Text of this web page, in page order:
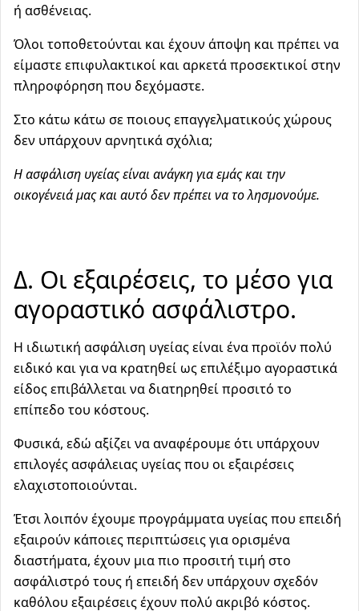
ή ασθένειας.
Όλοι τοποθετούνται και έχουν άποψη και πρέπει να
είμαστε επιφυλακτικοί και αρκετά προσεκτικοί στην
πληροφόρηση που δεχόμαστε.
Στο κάτω κάτω σε ποιους επαγγελματικούς χώρους
δεν υπάρχουν αρνητικά σχόλια;
Η ασφάλιση υγείας είναι ανάγκη για εμάς και την
οικογένειά μας και αυτό δεν πρέπει να το λησμονούμε.
Δ. Οι εξαιρέσεις, το μέσο για
αγοραστικό ασφάλιστρο.
Η ιδιωτική ασφάλιση υγείας είναι ένα προϊόν πολύ
ειδικό και για να κρατηθεί ως επιλέξιμο αγοραστικά
είδος επιβάλλεται να διατηρηθεί προσιτό το
επίπεδο του κόστους.
Φυσικά, εδώ αξίζει να αναφέρουμε ότι υπάρχουν
επιλογές ασφάλειας υγείας που οι εξαιρέσεις
ελαχιστοποιούνται.
Έτσι λοιπόν έχουμε προγράμματα υγείας που επειδή
εξαιρούν κάποιες περιπτώσεις για ορισμένα
διαστήματα, έχουν μια πιο προσιτή τιμή στο
ασφάλιστρό τους ή επειδή δεν υπάρχουν σχεδόν
καθόλου εξαιρέσεις έχουν πολύ ακριβό κόστος.